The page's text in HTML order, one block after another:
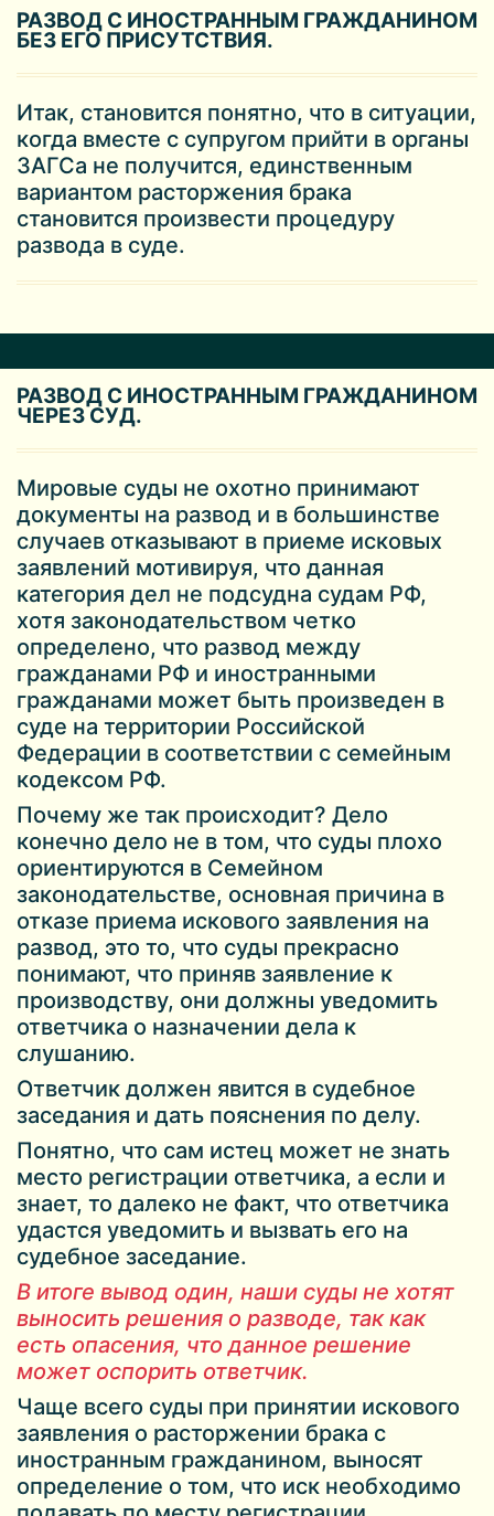
РАЗВОД С ИНОСТРАННЫМ ГРАЖДАНИНОМ
БЕЗ ЕГО ПРИСУТСТВИЯ.
Итак, становится понятно, что в ситуации,
когда вместе с супругом прийти в органы
ЗАГСа не получится, единственным
вариантом расторжения брака
становится произвести процедуру
развода в суде.
РАЗВОД С ИНОСТРАННЫМ ГРАЖДАНИНОМ
ЧЕРЕЗ СУД.
Мировые суды не охотно принимают
документы на развод и в большинстве
случаев отказывают в приеме исковых
заявлений мотивируя, что данная
категория дел не подсудна судам РФ,
хотя законодательством четко
определено, что развод между
гражданами РФ и иностранными
гражданами может быть произведен в
суде на территории Российской
Федерации в соответствии с семейным
кодексом РФ.
Почему же так происходит? Дело
конечно дело не в том, что суды плохо
ориентируются в Семейном
законодательстве, основная причина в
отказе приема искового заявления на
развод, это то, что суды прекрасно
понимают, что приняв заявление к
производству, они должны уведомить
ответчика о назначении дела к
слушанию.
Ответчик должен явится в судебное
заседания и дать пояснения по делу.
Понятно, что сам истец может не знать
место регистрации ответчика, а если и
знает, то далеко не факт, что ответчика
удастся уведомить и вызвать его на
судебное заседание.
В итоге вывод один, наши суды не хотят
выносить решения о разводе, так как
есть опасения, что данное решение
может оспорить ответчик.
Чаще всего суды при принятии искового
заявления о расторжении брака с
иностранным гражданином, выносят
определение о том, что иск необходимо